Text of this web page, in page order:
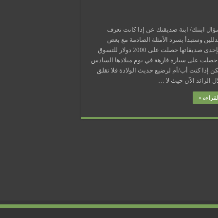
ابنتك/ ابنة صديقتك عن إذا كانت تعرف
وستبدأ بسرد الأمثلة الصادمة مع بعض
الحسد فإحدى صديقاتها حصلت على 2000 دولار للتسوق
حصلت على سيارة فارهة في يوم ميلادها السادس
إذا كنت أب/أم لرضيع حديث الولادة فلا تقلق
الزائد الآن حيث لا …
»